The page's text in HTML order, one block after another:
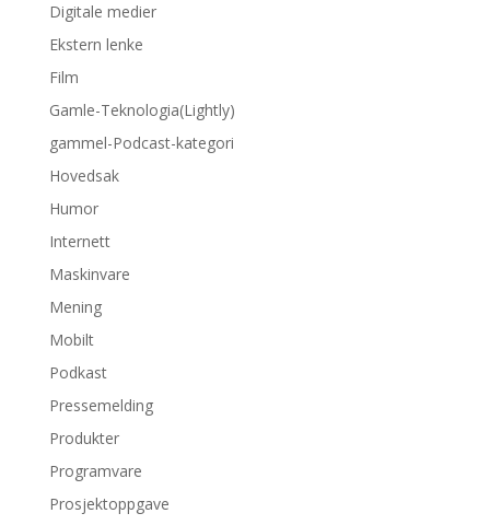
Digitale medier
Ekstern lenke
Film
Gamle-Teknologia(Lightly)
gammel-Podcast-kategori
Hovedsak
Humor
Internett
Maskinvare
Mening
Mobilt
Podkast
Pressemelding
Produkter
Programvare
Prosjektoppgave